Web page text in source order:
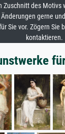
Zuschnitt des Motivs
gerne
Sie vor. Zögern Sie
kontaktieren.